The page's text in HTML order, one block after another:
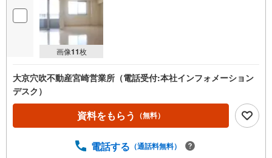
画像11枚
大京穴吹不動産宮崎営業所（電話受付:本社インフォメーション
デスク）
資料をもらう （無料）
電話する （通話料無料）